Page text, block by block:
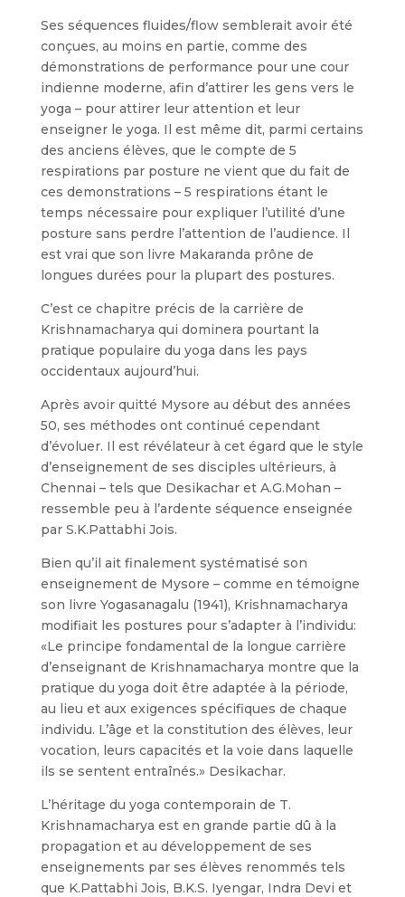
Ses séquences fluides/flow semblerait avoir été
conçues, au moins en partie, comme des
démonstrations de performance pour une cour
indienne moderne, afin d’attirer les gens vers le
yoga – pour attirer leur attention et leur
enseigner le yoga. Il est même dit, parmi certains
des anciens élèves, que le compte de 5
respirations par posture ne vient que du fait de
ces demonstrations – 5 respirations étant le
temps nécessaire pour expliquer l’utilité d’une
posture sans perdre l’attention de l’audience. Il
est vrai que son livre Makaranda prône de
longues durées pour la plupart des postures.
C’est ce chapitre précis de la carrière de
Krishnamacharya qui dominera pourtant la
pratique populaire du yoga dans les pays
occidentaux aujourd’hui.
Après avoir quitté Mysore au début des années
50, ses méthodes ont continué cependant
d’évoluer. Il est révélateur à cet égard que le style
d’enseignement de ses disciples ultérieurs, à
Chennai – tels que Desikachar et A.G.Mohan –
ressemble peu à l’ardente séquence enseignée
par S.K.Pattabhi Jois.
Bien qu’il ait finalement systématisé son
enseignement de Mysore – comme en témoigne
son livre Yogasanagalu (1941), Krishnamacharya
modifiait les postures pour s’adapter à l’individu:
«Le principe fondamental de la longue carrière
d’enseignant de Krishnamacharya montre que la
pratique du yoga doit être adaptée à la période,
au lieu et aux exigences spécifiques de chaque
individu. L’âge et la constitution des élèves, leur
vocation, leurs capacités et la voie dans laquelle
ils se sentent entraînés.» Desikachar.
L’héritage du yoga contemporain de T.
Krishnamacharya est en grande partie dû à la
propagation et au développement de ses
enseignements par ses élèves renommés tels
que K.Pattabhi Jois, B.K.S. Iyengar, Indra Devi et